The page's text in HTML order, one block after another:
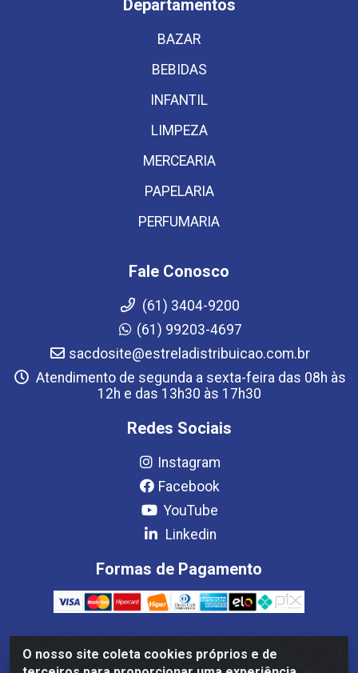
O nosso site coleta cookies próprios e de
Departamentos
BAZAR
BEBIDAS
INFANTIL
LIMPEZA
MERCEARIA
PAPELARIA
PERFUMARIA
Fale Conosco
(61) 3404-9200
(61) 99203-4697
sacdosite@estreladistribuicao.com.br
Atendimento de segunda a sexta-feira das 08h às
12h e das 13h30 às 17h30
Redes Sociais
Instagram
Facebook
YouTube
Linkedin
Formas de Pagamento
Estrela Distribuição LTDA - CNPJ 08.691.096/0001-93 - Setor